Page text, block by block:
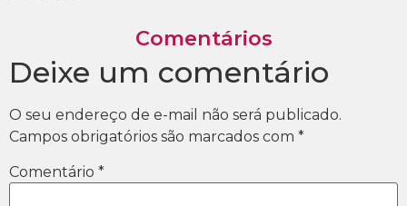
Comentários
Deixe um comentário
O seu endereço de e-mail não será publicado.
Campos obrigatórios são marcados com *
Comentário *